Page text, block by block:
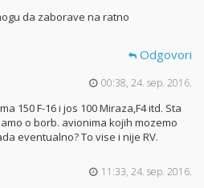
da zaborave na ratno
Odgovori
00:38, 24. sep. 2016.
150 F-16 i jos 100 Miraza,F4 itd. Sta
o borb. avionima kojih mozemo
eventualno? To vise i nije RV.
11:33, 24. sep. 2016.